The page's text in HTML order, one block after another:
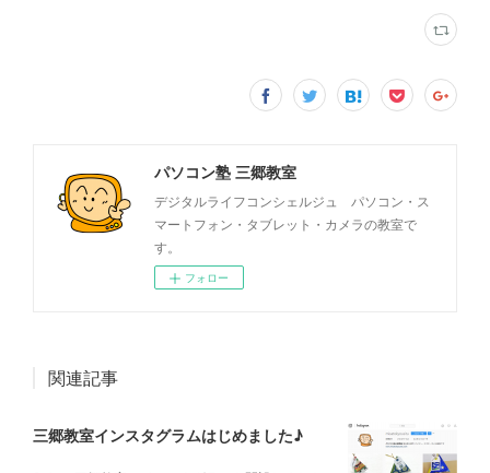
パソコン塾 三郷教室
デジタルライフコンシェルジュ パソコン・ス
マートフォン・タブレット・カメラの教室で
す。
フォロー
関連記事
三郷教室インスタグラムはじめました♪